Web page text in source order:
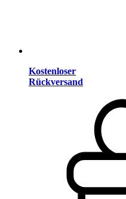
Kostenloser
Rückversand